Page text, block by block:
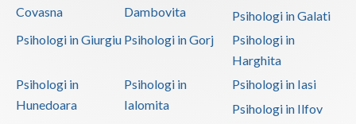
Covasna
Dambovita
Psihologi in Galati
Psihologi in Giurgiu Psihologi in Gorj
Psihologi in
Harghita
Psihologi in
Hunedoara
Psihologi in
Ialomita
Psihologi in Iasi
Psihologi in Ilfov